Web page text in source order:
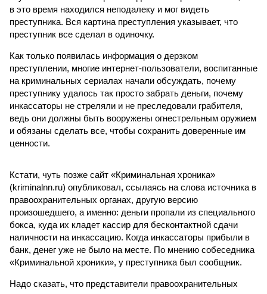
в это время находился неподалеку и мог видеть
преступника. Вся картина преступления указывает, что
преступник все сделал в одиночку.
Как только появилась информация о дерзком
преступлении, многие интернет-пользователи, воспитанные
на криминальных сериалах начали обсуждать, почему
преступнику удалось так просто забрать деньги, почему
инкассаторы не стреляли и не преследовали грабителя,
ведь они должны быть вооружены огнестрельным оружием
и обязаны сделать все, чтобы сохранить доверенные им
ценности.
Кстати, чуть позже сайт «Криминальная хроника»
(kriminalnn.ru) опубликовал, ссылаясь на слова источника в
правоохранительных органах, другую версию
произошедшего, а именно: деньги пропали из специального
бокса, куда их кладет кассир для бесконтактной сдачи
наличности на инкассацию. Когда инкассаторы прибыли в
банк, денег уже не было на месте. По мнению собеседника
«Криминальной хроники», у преступника был сообщник.
Надо сказать, что представители правоохранительных